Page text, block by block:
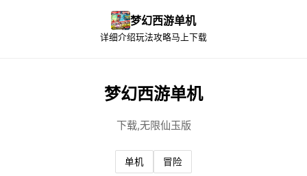
梦幻西游单机
详细介绍玩法攻略马上下载
梦幻西游单机
下载,无限仙玉版
单机 冒险